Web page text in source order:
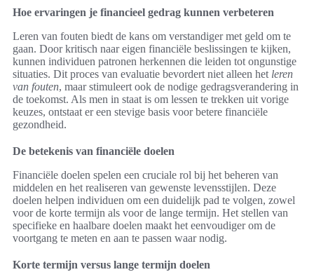
Hoe ervaringen je financieel gedrag kunnen verbeteren
Leren van fouten biedt de kans om verstandiger met geld om te
gaan. Door kritisch naar eigen financiële beslissingen te kijken,
kunnen individuen patronen herkennen die leiden tot ongunstige
situaties. Dit proces van evaluatie bevordert niet alleen het leren
van fouten, maar stimuleert ook de nodige gedragsverandering in
de toekomst. Als men in staat is om lessen te trekken uit vorige
keuzes, ontstaat er een stevige basis voor betere financiële
gezondheid.
De betekenis van financiële doelen
Financiële doelen spelen een cruciale rol bij het beheren van
middelen en het realiseren van gewenste levensstijlen. Deze
doelen helpen individuen om een duidelijk pad te volgen, zowel
voor de korte termijn als voor de lange termijn. Het stellen van
specifieke en haalbare doelen maakt het eenvoudiger om de
voortgang te meten en aan te passen waar nodig.
Korte termijn versus lange termijn doelen